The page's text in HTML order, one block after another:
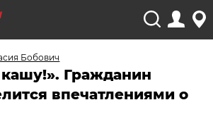
Бобович
кашу!». Гражданин
впечатлениями о